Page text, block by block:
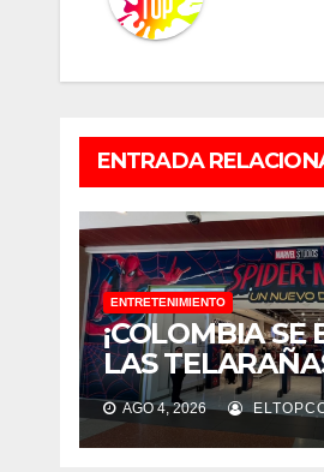
ENTRADA
ENTRETENIMIENTO
¡COLOMBIA SE
LAS
MAN!
TEMÁTICOS Y
SE INSPIRAN
AGO 4, 2026